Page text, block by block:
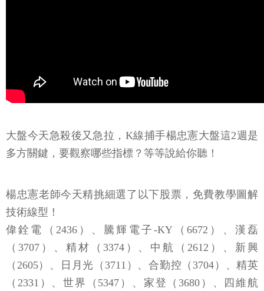
大盤今天急殺後又急拉，K線捕手楊忠憲大盤這2週是
多方關鍵，要觀察哪些指標？等等說給你聽！
楊忠憲老師今天精挑細選了以下股票，免費教學圖解
技術線型！
偉銓電（2436）、騰輝電子-KY（6672）、漢磊
（3707）、精材（3374）、中航（2612）、新興
（2605）、日月光（3711）、合勤控（3704）、精英
（2331）、世界（5347）、家登（3680）、四維航